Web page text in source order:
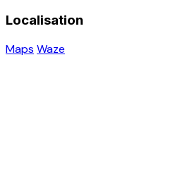
Localisation
Maps Waze